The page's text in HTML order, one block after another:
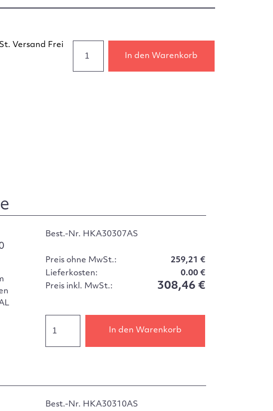
Versand Frei
In den Warenkorb
Best.-Nr. HKA30307AS
Preis ohne MwSt.:
259,21 €
Lieferkosten:
0.00 €
Preis inkl. MwSt.:
308,46 €
In den Warenkorb
Best.-Nr. HKA30310AS